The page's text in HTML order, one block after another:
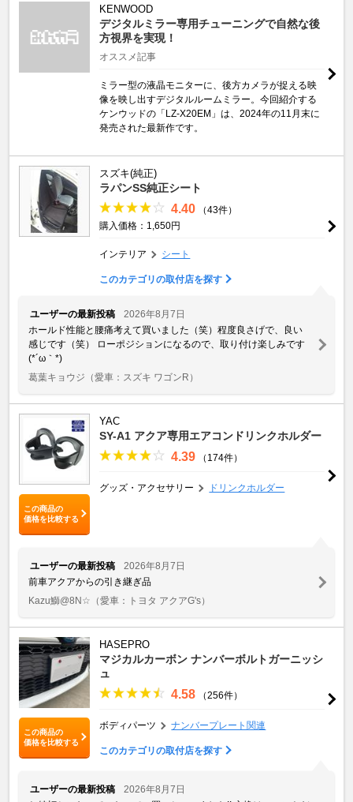
KENWOOD
デジタルミラー専用チューニングで自然な後
方視界を実現！
オススメ記事
ミラー型の液晶モニターに、後方カメラが捉える映
像を映し出すデジタルルームミラー。今回紹介する
ケンウッドの「LZ-X20EM」は、2024年の11月末に
発売された最新作です。
スズキ(純正)
ラパンSS純正シート
4.40
（43件）
購入価格：1,650円
インテリア シート
このカテゴリの取付店を探す
ユーザーの最新投稿
2026年8月7日
ホールド性能と腰痛考えて買いました（笑）程度良さげで、良い
感じです（笑） ローポジションになるので、取り付け楽しみです
(⁠*⁠´⁠ω⁠｀⁠*⁠)
葛葉キョウジ （愛車：スズキ ワゴンR）
この商品の
価格を比較する
YAC
SY-A1 アクア専用エアコンドリンクホルダー
4.39 （174件）
グッズ・アクセサリー ドリンクホルダー
ユーザーの最新投稿
2026年8月7日
前車アクアからの引き継ぎ品
Kazu鰤@8N☆ （愛車：トヨタ アクアG's）
この商品の
価格を比較する
HASEPRO
マジカルカーボン ナンバーボルトガーニッシ
ュ
4.58 （256件）
ボディパーツ ナンバープレート関連
このカテゴリの取付店を探す
ユーザーの最新投稿
2026年8月7日